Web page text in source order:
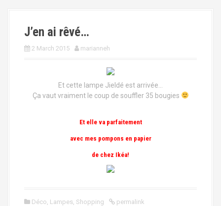
J’en ai rêvé…
2 March 2015 marianneh
Et cette lampe Jieldé est arrivée…
Ça vaut vraiment le coup de souffler 35 bougies
Et elle va parfaitement
avec mes pompons en papier
de chez Ikéa!
Déco, Lampes, Shopping permalink